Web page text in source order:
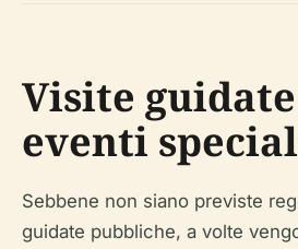
Visite
eventi
Sebbene non siano previste
guidate pubbliche, a volte